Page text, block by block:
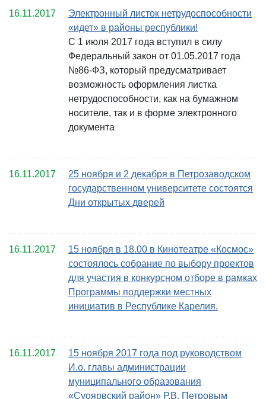
16.11.2017
Электронный листок нетрудоспособности
«идет» в районы республики!
С 1 июля 2017 года вступил в силу
Федеральный закон от 01.05.2017 года
№86-ФЗ, который предусматривает
возможность оформления листка
нетрудоспособности, как на бумажном
носителе, так и в форме электронного
документа
16.11.2017
25 ноября и 2 декабря в Петрозаводском
государственном университете состоятся
Дни открытых дверей
16.11.2017
15 ноября в 18.00 в Кинотеатре «Космос»
состоялось собрание по выбору проектов
для участия в конкурсном отборе в рамках
Программы поддержки местных
инициатив в Республике Карелия.
16.11.2017
15 ноября 2017 года под руководством
И.о. главы администрации
муниципального образования
«Суоярвский район» Р.В. Петровым